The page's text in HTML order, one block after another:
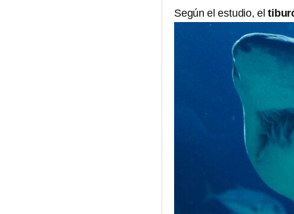
Según el estudio, el